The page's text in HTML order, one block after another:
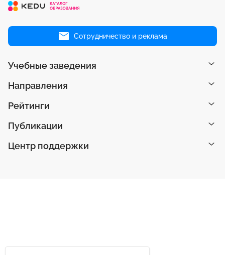
Сотрудничество и реклама
Учебные заведения
Направления
Рейтинги
Публикации
Центр поддержки